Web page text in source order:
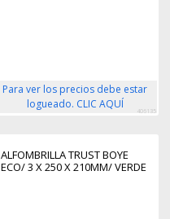
Para ver los precios debe estar
logueado. CLIC AQUÍ
406135
ALFOMBRILLA TRUST BOYE
ECO/ 3 X 250 X 210MM/ VERDE